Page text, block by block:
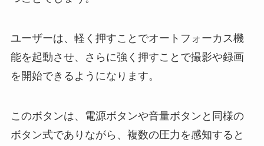
ユーザーは、軽く押すことでオートフォーカス機
能を起動させ、さらに強く押すことで撮影や録画
を開始できるようになります。
このボタンは、電源ボタンや音量ボタンと同様の
ボタン式でありながら、複数の圧力を感知すると